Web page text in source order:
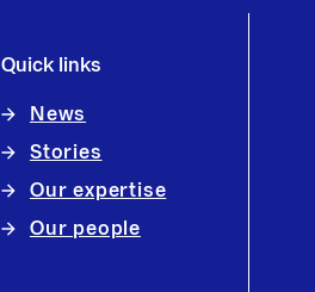
Quick links
News
Stories
Our expertise
Our people